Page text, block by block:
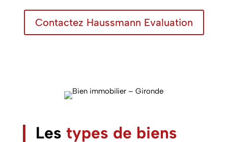
Contactez Haussmann Evaluation
Les types de biens